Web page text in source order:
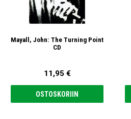
Mayall, John: The Turning Point
CD
11,95 €
OSTOSKORIIN